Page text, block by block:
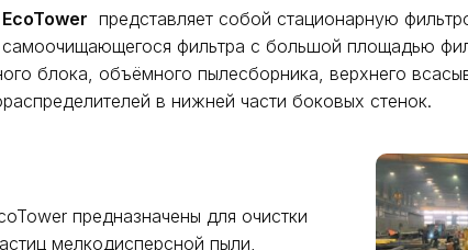
представляет собой стационарную
фильтра с большой площадью
блока, объёмного пылесборника, верхнего
в нижней части боковых стенок.
предназначены для очистки
мелкодисперсной пыли,